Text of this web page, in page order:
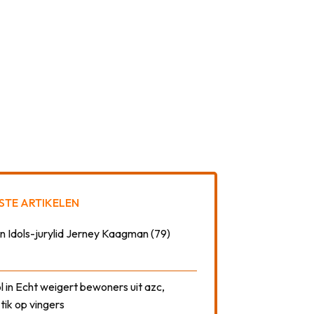
ARTIKELEN
Idols-jurylid Jerney Kaagman (79)
in Echt weigert bewoners uit azc,
op vingers